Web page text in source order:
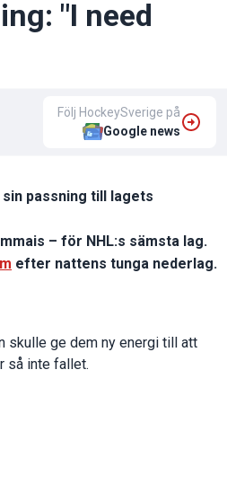
"I need
Följ HockeySverige på
Google news
passning till lagets
– för NHL:s sämsta lag.
efter nattens tunga nederlag.
skulle ge dem ny energi till att
så inte fallet.